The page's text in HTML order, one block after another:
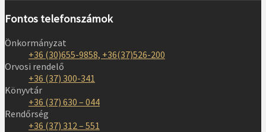
Fontos telefonszámok
Önkormányzat
+36 (30)655-9858, +36(37)526-200
Orvosi rendelő
+36 (37) 300-341
Könyvtár
+36 (37) 630 – 044
Rendőrség
+36 (37) 312 – 551